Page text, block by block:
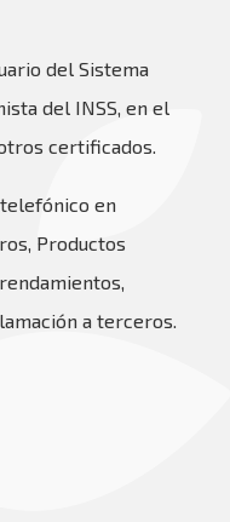
del Sistema
del INSS, en el
certificados.
en
Productos
a terceros.